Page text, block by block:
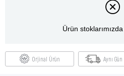
Ürün
Orjinal Ürün Aynı